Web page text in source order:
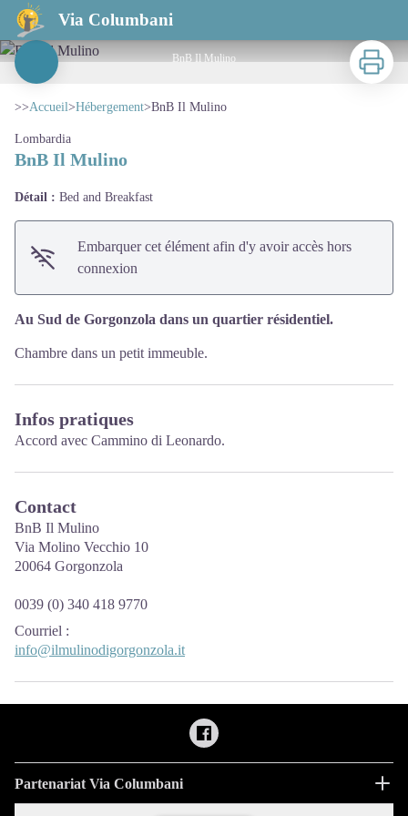
Via Columbani
BnB Il Mulino
BnB Il Mulino
Imprimer
>>Accueil>Hébergement>BnB Il Mulino
Lombardia
BnB Il Mulino
Détail : Bed and Breakfast
Embarquer cet élément afin d'y avoir accès hors
connexion
Au Sud de Gorgonzola dans un quartier résidentiel.
Chambre dans un petit immeuble.
Infos pratiques
Accord avec Cammino di Leonardo.
Contact
BnB Il Mulino
Via Molino Vecchio 10
20064 Gorgonzola
0039 (0) 340 418 9770
Courriel :
info@ilmulinodigorgonzola.it
Partenariat Via Columbani